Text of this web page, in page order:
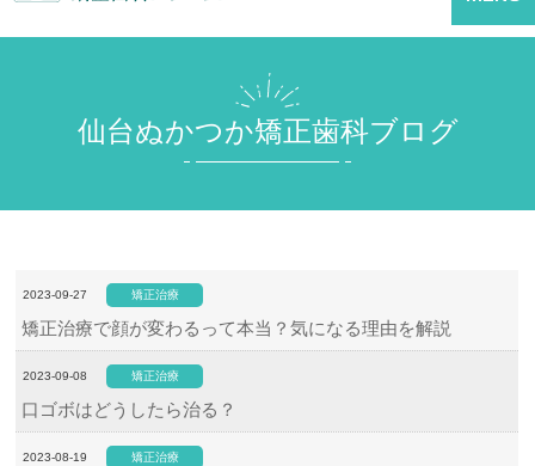
仙台ぬかつか矯正歯科ブログ
2023-09-27 矯正治療
矯正治療で顔が変わるって本当？気になる理由を解説
2023-09-08 矯正治療
口ゴボはどうしたら治る？
2023-08-19 矯正治療